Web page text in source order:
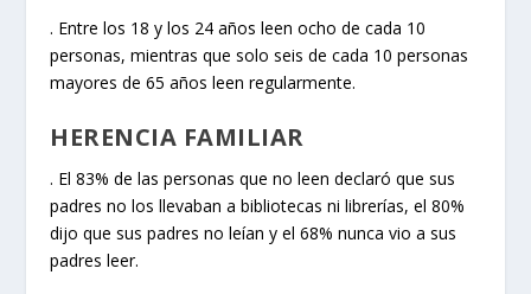
. Entre los 18 y los 24 años leen ocho de cada 10
personas, mientras que solo seis de cada 10 personas
mayores de 65 años leen regularmente.
HERENCIA FAMILIAR
. El 83% de las personas que no leen declaró que sus
padres no los llevaban a bibliotecas ni librerías, el 80%
dijo que sus padres no leían y el 68% nunca vio a sus
padres leer.